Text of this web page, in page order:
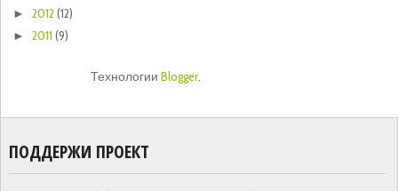
►2012(12)
►2011(9)
ТехнологииBlogger.
ПОДДЕРЖИ ПРОЕКТ